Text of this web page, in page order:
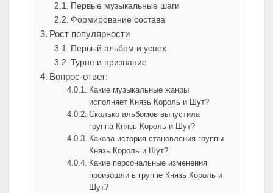
Первые музыкальные шаги
Формирование состава
Рост популярности
Первый альбом и успех
Турне и признание
Вопрос-ответ:
Какие музыкальные жанры
исполняет Князь Король и Шут?
Сколько альбомов выпустила
группа Князь Король и Шут?
Какова история становления группы
Князь Король и Шут?
Какие персональные изменения
произошли в группе Князь Король и
Шут?